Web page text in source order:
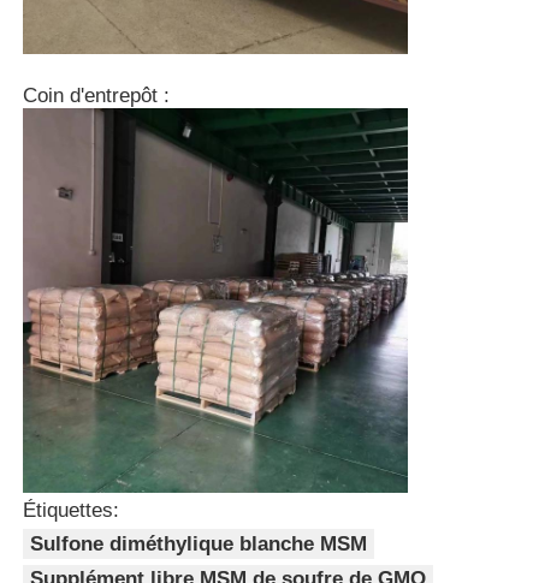
Coin d'entrepôt :
Étiquettes:
Sulfone diméthylique blanche MSM